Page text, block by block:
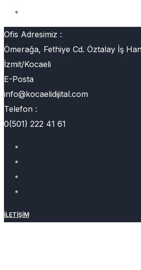
Ofis Adresimiz :
Ömerağa, Fethiye Cd. Öztalay İş
İzmit/Kocaeli
E-Posta
info@kocaelidijital.com
Telefon :
0(501) 222 41 61
İLETIŞIM